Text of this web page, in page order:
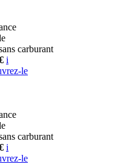
carburant
i
le
carburant
i
le